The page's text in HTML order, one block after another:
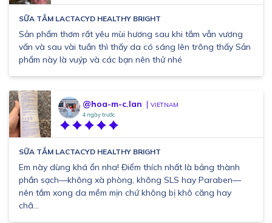
SỮA TẮM LACTACYD HEALTHY BRIGHT
Sản phẩm thơm rất yêu mùi hương sau khi tắm vẫn vương
vấn và sau vài tuần thì thấy da có sáng lên trông thấy Sản
phẩm này là vuýp và các bạn nên thử nhé
@hoa-m-c.lan VIETNAM
4 ngày trước
SỮA TẮM LACTACYD HEALTHY BRIGHT
Em này dùng khá ổn nha! Điểm thích nhất là bảng thành
phần sạch—không xà phòng, không SLS hay Paraben—
nên tắm xong da mềm mịn chứ không bị khô căng hay
châ...